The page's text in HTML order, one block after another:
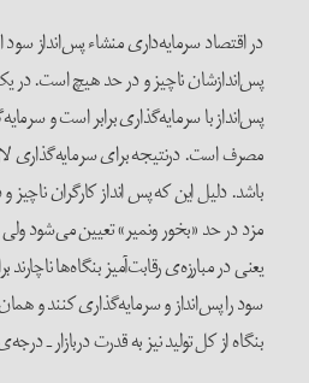
در اقتصاد سرمایه‌داری منشاء پس‌انداز
پس‌اندازشان ناچیز و در حد هیچ است. در
پس‌انداز با سرمایه‌گذاری برابر است و
مصرف است. درنتیجه برای سرمایه‌گذاری
باشد. دلیل این که پس انداز کارگران
مزد در حد «بخور ونمیر» تعیین می‌شود
یعنی در مبارزه‌ی رقابت‌آمیز بنگاه‌ها
سود را پس‌انداز و سرمایه‌گذاری کنند و
بنگاه از کل تولید نیز به قدرت دربازار ـ